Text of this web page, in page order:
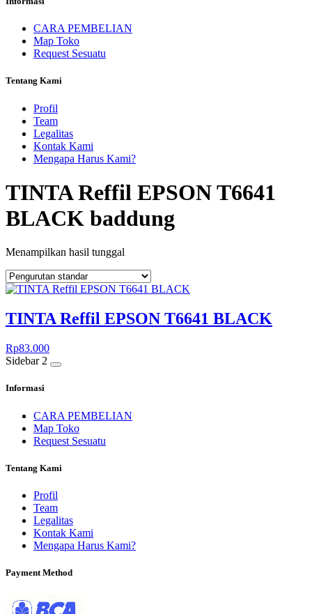
CARA PEMBELIAN
Map Toko
Request Sesuatu
Tentang Kami
Profil
Team
Legalitas
Kontak Kami
Mengapa Harus Kami?
TINTA Reffil EPSON T6641
BLACK baddung
Menampilkan hasil tunggal
TINTA Reffil EPSON T6641 BLACK
Rp83.000
Sidebar 2
Informasi
CARA PEMBELIAN
Map Toko
Request Sesuatu
Tentang Kami
Profil
Team
Legalitas
Kontak Kami
Mengapa Harus Kami?
Payment Method